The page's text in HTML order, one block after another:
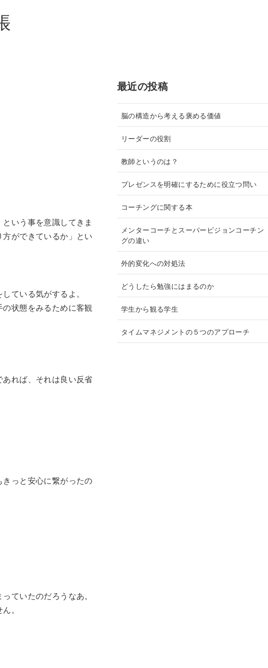
いう事を意識してきま
ができているか」とい
ている気がするよ。
状態をみるために客観
れば、それは良い反省
っと安心に繋がったの
ていたのだろうなあ。
。
最近の投稿
脳の構造から考える褒める価値
リーダーの役割
教師というのは？
プレゼンスを明確にするために役立つ問い
コーチングに関する本
メンターコーチとスーパービジョンコーチン
グの違い
外的変化への対処法
どうしたら勉強にはまるのか
学生から観る学生
タイムマネジメントの５つのアプローチ